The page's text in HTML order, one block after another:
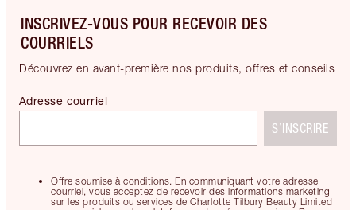
INSCRIVEZ-VOUS POUR RECEVOIR DES
COURRIELS
Découvrez en avant-première nos produits, offres et conseils
Offre soumise à conditions. En communiquant votre adresse
courriel, vous acceptez de recevoir des informations marketing
sur les produits ou services de Charlotte Tilbury Beauty Limited
Adresse courriel
S’INSCRIRE